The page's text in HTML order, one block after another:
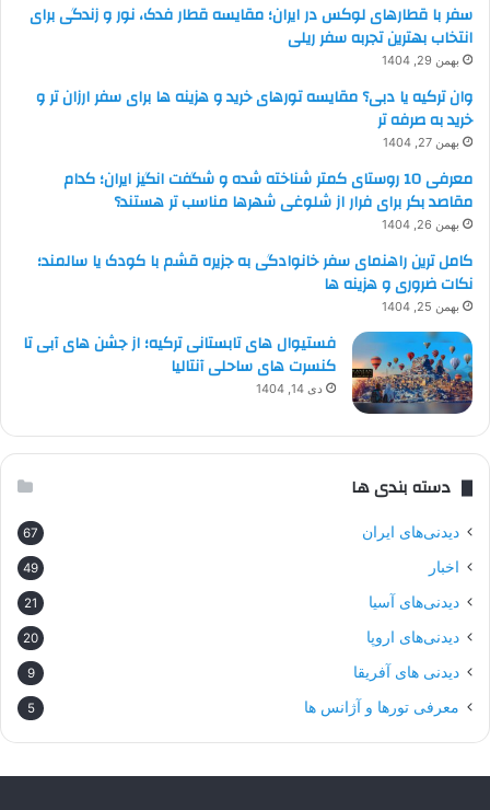
سفر با قطارهای لوکس در ایران؛ مقایسه قطار فدک، نور و زندگی برای
انتخاب بهترین تجربه سفر ریلی
بهمن 29, 1404
وان ترکیه یا دبی؟ مقایسه تورهای خرید و هزینه ها برای سفر ارزان تر و
خرید به صرفه تر
بهمن 27, 1404
معرفی 10 روستای کمتر شناخته شده و شگفت انگیز ایران؛ کدام
مقاصد بکر برای فرار از شلوغی شهرها مناسب تر هستند؟
بهمن 26, 1404
کامل ترین راهنمای سفر خانوادگی به جزیره قشم با کودک یا سالمند؛
نکات ضروری و هزینه ها
بهمن 25, 1404
فستیوال های تابستانی ترکیه؛ از جشن های آبی تا
کنسرت های ساحلی آنتالیا
دی 14, 1404
دسته بندی ها
دیدنی‌های ایران 67
اخبار 49
دیدنی‌های آسیا 21
دیدنی‌های اروپا 20
دیدنی های آفریقا 9
معرفی تورها و آژانس ها 5